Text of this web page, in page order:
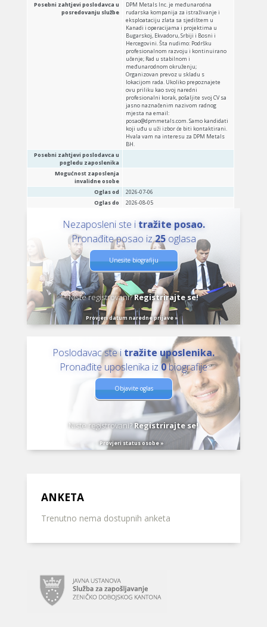
Posebni zahtjevi poslodavca u
posredovanju službe
DPM Metals Inc. je međunarodna
rudarska kompanija za istraživanje i
eksploataciju zlata sa sjedištem u
Kanadi i operacijama i projektima u
Bugarskoj, Ekvadoru, Srbiji i Bosni i
Hercegovini. Šta nudimo: Podršku
profesionalnom razvoju i kontinuirano
učenje; Rad u stabilnom i
međunarodnom okruženju;
Organizovan prevoz u skladu s
lokacijom rada. Ukoliko prepoznajete
ovu priliku kao svoj naredni
profesionalni korak, pošaljite svoj CV sa
jasno naznačenim nazivom radnog
mjesta na email:
posao@dpmmetals.com. Samo kandidati
koji uđu u uži izbor će biti kontaktirani.
Hvala vam na interesu za DPM Metals
BH.
Posebni zahtjevi poslodavca u
pogledu zaposlenika
Mogućnost zaposlenja
invalidne osobe
Oglas od
2026-07-06
Oglas do
2026-08-05
Nezaposleni ste i tražite posao.
Pronađite posao iz25oglasa
Unesite biografiju
Niste registrovani?Registrirajte se!
Provjeri datum naredne prijave »
Poslodavac ste i tražite uposlenika.
Pronađite uposlenika iz 0biografije
Objavite oglas
Niste registrovani?Registrirajte se!
Provjeri status osobe »
ANKETA
Trenutno nema dostupnih anketa